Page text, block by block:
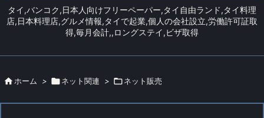
タイ,バンコク,日本人向けフリーペーパー,タイ自由ランド,タイ料理
店,日本料理店,グルメ情報,タイで起業,個人の会社設立,労働許可証取
得,毎月会計,,ロングステイ,ビザ取得
メニュ


 ホーム > ネット関連 > ネット販売